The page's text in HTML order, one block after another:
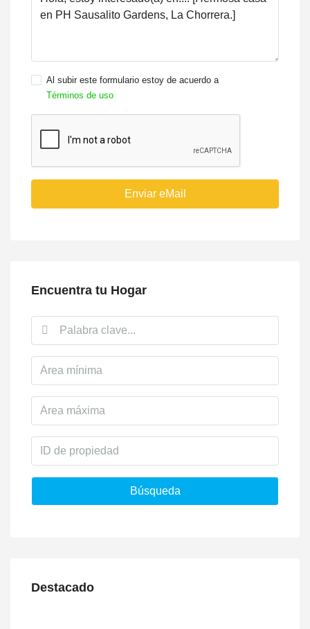
Al subir este formulario estoy de acuerdo a
Términos de uso
Enviar eMail
Encuentra tu Hogar
Búsqueda
Destacado